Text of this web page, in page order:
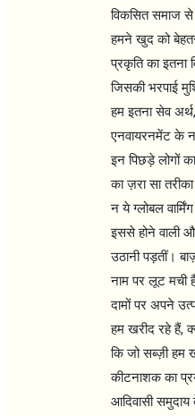
विकसित समाज से
हमने खुद को
प्रकृति का इतना
जिसकी भरपाई
हम इतना सेव
एनवायरनमेंट के
इन पिछड़े लोगों
का ज़रा सा
न ये ग्लोबल
इससे होने वाली
उठानी पड़तीं।
नाम पर लूट मची
दामों पर अपने
हम खरीद रहे हैं,
कि जो सब्ज़ी हम
कीटनाशक का
आदिवासी